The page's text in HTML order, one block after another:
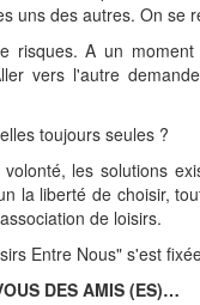
uns des autres. On
risques. A un
vers l'autre
toujours seules ?
les solutions
la liberté de choisir,
de loisirs.
Entre Nous" s'est
DES AMIS (ES)…